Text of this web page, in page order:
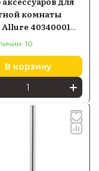
комнаты
40340001
10
В корзину